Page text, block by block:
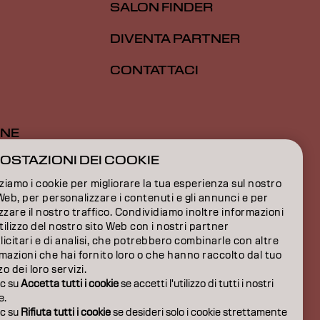
SALON FINDER
DIVENTA PARTNER
CONTATTACI
DEI COOKIE
i cookie per migliorare la tua esperienza sul nostro
per personalizzare i contenuti e gli annunci e per
il nostro traffico. Condividiamo inoltre informazioni
del nostro sito Web con i nostri partner
e di analisi, che potrebbero combinarle con altre
che hai fornito loro o che hanno raccolto dal tuo
dei loro servizi.
suAccetta tutti i cookiese accetti l'utilizzo di tutti i nostri
su Rifiuta tutti i cookiese desideri solo i cookie strettamente